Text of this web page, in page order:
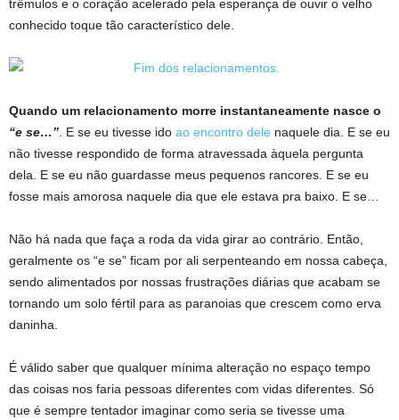
trêmulos e o coração acelerado pela esperança de ouvir o velho
conhecido toque tão característico dele.
Quando um relacionamento morre instantaneamente nasce o
“e se…” . E se eu tivesse ido ao encontro dele naquele dia. E se eu
não tivesse respondido de forma atravessada àquela pergunta
dela. E se eu não guardasse meus pequenos rancores. E se eu
fosse mais amorosa naquele dia que ele estava pra baixo. E se…
Não há nada que faça a roda da vida girar ao contrário. Então,
geralmente os “e se” ficam por ali serpenteando em nossa cabeça,
sendo alimentados por nossas frustrações diárias que acabam se
tornando um solo fértil para as paranoias que crescem como erva
daninha.
É válido saber que qualquer mínima alteração no espaço tempo
das coisas nos faria pessoas diferentes com vidas diferentes. Só
que é sempre tentador imaginar como seria se tivesse uma